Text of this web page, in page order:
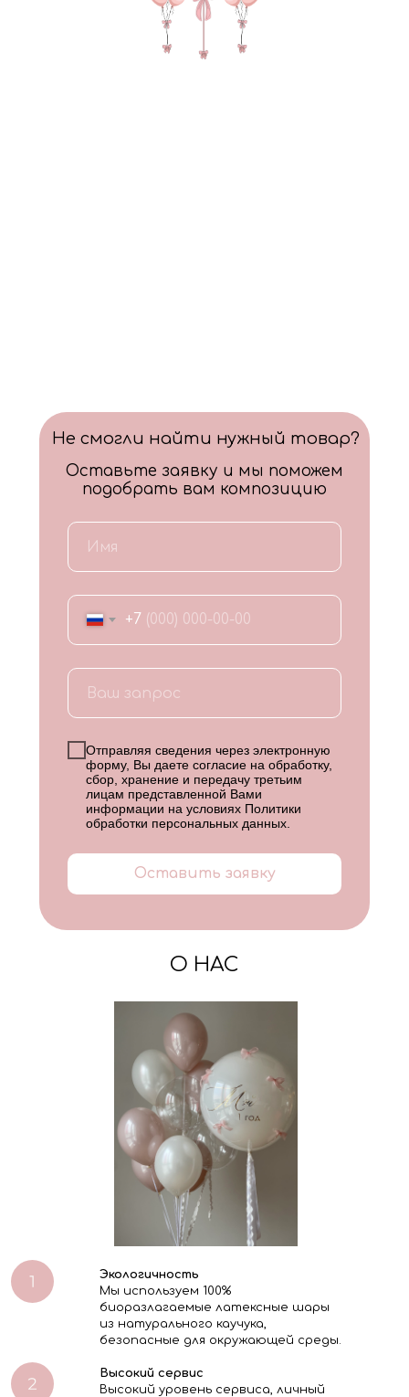
+7
Отправляя сведения через электронную
форму, Вы даете согласие на обработку,
сбор, хранение и передачу третьим
лицам представленной Вами
информации на условиях Политики
обработки персональных данных
Оставить заявку
Не смогли найти нужный товар?
Оставьте заявку и мы поможем
подобрать вам композицию
О НАС
Экологичность
Мы используем 100%
биоразлагаемые латексные шары
из натурального каучука,
безопасные для окружающей среды.
Высокий сервис
Высокий уровень сервиса, личный